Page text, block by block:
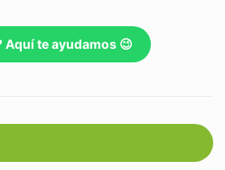
Aquí te ayudamos 😉